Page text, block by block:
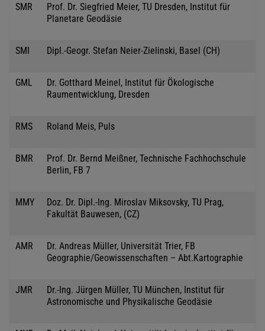
SMR
Prof. Dr. Siegfried Meier, TU Dresden, Institut für
Planetare Geodäsie
SMI Dipl.-Geogr. Stefan Neier-Zielinski, Basel (CH)
GML
Dr. Gotthard Meinel, Institut für Ökologische
Raumentwicklung, Dresden
RMS Roland Meis, Puls
BMR
Prof. Dr. Bernd Meißner, Technische Fachhochschule
Berlin, FB 7
MMY
Doz. Dr. Dipl.-Ing. Miroslav Miksovsky, TU Prag,
Fakultät Bauwesen, (CZ)
AMR
Dr. Andreas Müller, Universität Trier, FB
Geographie/Geowissenschaften – Abt.Kartographie
JMR
Dr.-Ing. Jürgen Müller, TU München, Institut für
Astronomische und Physikalische Geodäsie